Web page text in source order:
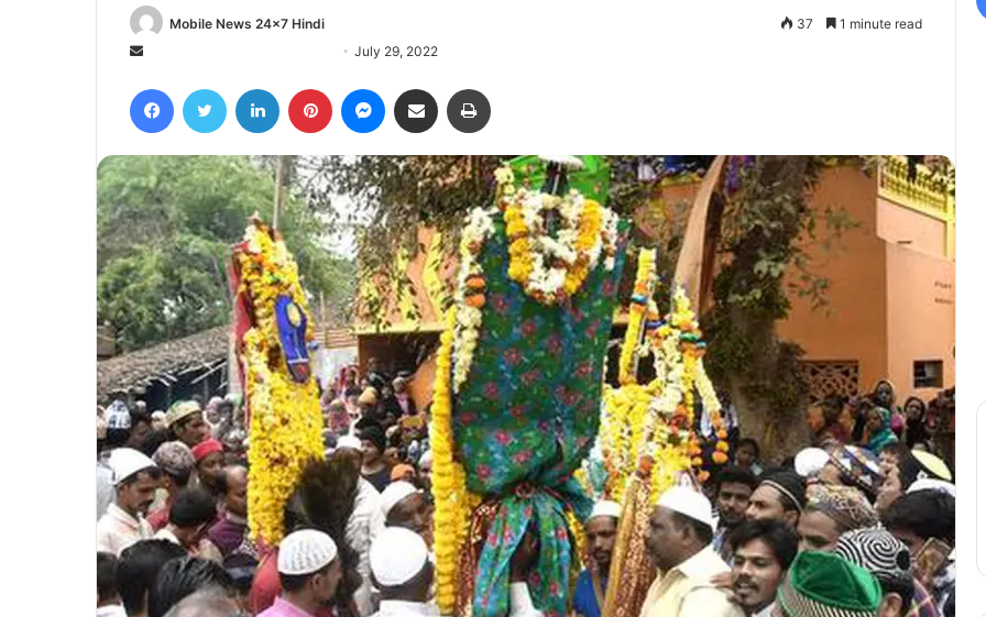
Mobile News 24x7 Hindi
Send
email
July 29, 2022
37 1 minute read
FacebookTwitter LinkedIn Pinterest Messenger
Share via Email